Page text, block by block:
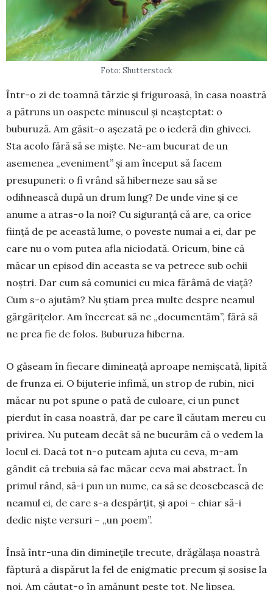
Foto: Shutterstock
Într-o zi de toamnă târzie și friguroasă, în casa noastră
a pătruns un oaspete mi­nus­cul și neașteptat: o
buburuză. Am găsit-o așezată pe o iederă din ghiveci.
Sta acolo fără să se miște. Ne-am bucurat de un
asemenea „eveniment” și am început să facem
presupuneri: o fi vrând să hiberneze sau să se
odihnească după un drum lung? De unde vi­ne și ce
anume a atras-o la noi? Cu siguranță că are, ca orice
ființă de pe această lume, o po­veste numai a ei, dar pe
care nu o vom putea afla niciodată. Ori­cum, bine că
măcar un episod din aceasta se va petrece sub ochii
noștri. Dar cum să comunici cu mica fărâmă de viață?
Cum s-o ajutăm? Nu știam prea multe des­­pre neamul
gărgărițelor. Am în­cercat să ne „documentăm”, fără să
ne prea fie de folos. Bubu­ruza hiberna.
O găseam în fiecare dimineață aproape nemișcată, lipită
de frunza ei. O bijuterie infimă, un strop de rubin, nici
măcar nu pot spu­ne o pată de culoare, ci un punct
pierdut în casa noastră, dar pe care îl căutam mereu cu
pri­virea. Nu puteam decât să ne bucurăm că o vedem la
locul ei. Dacă tot n-o puteam ajuta cu ceva, m-am
gândit că trebuia să fac măcar ceva mai abstract. În
primul rând, să-i pun un nume, ca să se deosebească de
neamul ei, de care s-a despărțit, și apoi – chiar să-i
dedic niște versuri – „un poem”.
Însă într-una din diminețile tre­cute, drăgălașa noastră
făp­tură a dispărut la fel de enig­matic precum și sosise la
noi. Am căutat-o în amănunt peste tot. Ne lipsea.